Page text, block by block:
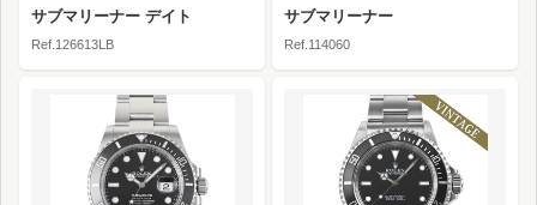
サブマリーナー デイト
Ref.126613LB
サブマリーナー
Ref.114060